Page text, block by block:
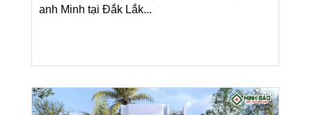
anh Minh tại Đắk Lắk...